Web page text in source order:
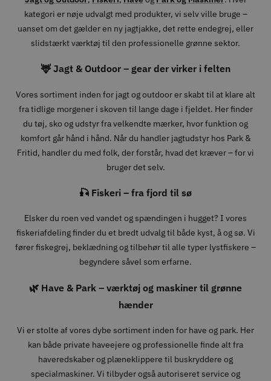
kategori er nøje udvalgt med produkter, vi selv ville bruge –
uanset om det gælder en ny jagtjakke, det rette endegrej, eller
slidstærkt værktøj til den professionelle grønne sektor.
🦌 Jagt & Outdoor – gear der virker i felten
Vores sortiment inden for jagt og outdoor er skabt til at klare alt
fra tidlige morgener i skoven til lange dage i fjeldet. Her finder
du tøj, sko og udstyr fra velkendte mærker, hvor funktion og
komfort går hånd i hånd. Når du handler jagtudstyr hos Park &
Fritid, handler du med folk, der forstår, hvad det kræver – for vi
bruger det selv.
🎣 Fiskeri – fra fjord til sø
Elsker du roen ved vandet og spændingen i hugget? I vores
fiskeriafdeling finder du et bredt udvalg til både kyst, å og sø. Vi
fører fiskegrej, beklædning og tilbehør til alle typer lystfiskere –
begyndere såvel som erfarne.
🌿 Have & Park – værktøj og maskiner til grønne
hænder
Vi er stolte af vores dybe sortiment inden for have og park. Her
kan både private haveejere og professionelle finde alt fra
haveredskaber og plæneklippere til buskryddere og
specialmaskiner. Vi tilbyder også autoriseret service og